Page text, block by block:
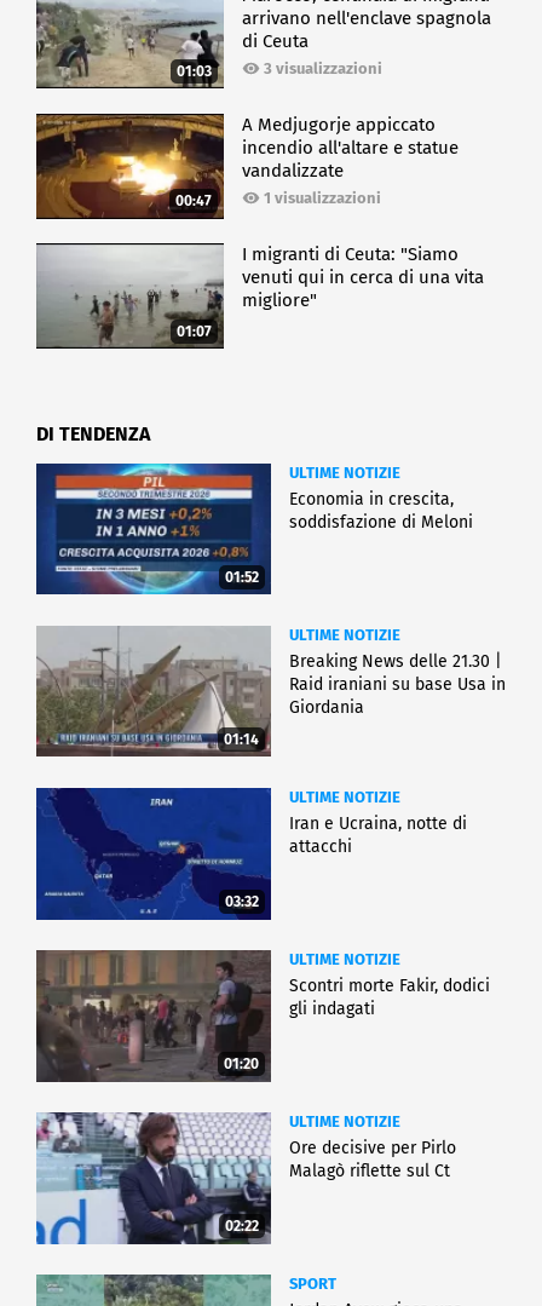
01:03
arrivano nell'enclave spagnola
di Ceuta
3 visualizzazioni
00:47
A Medjugorje appiccato
incendio all'altare e statue
vandalizzate
1 visualizzazioni
01:07
I migranti di Ceuta: "Siamo
venuti qui in cerca di una vita
migliore"
DI TENDENZA
01:52
ULTIME NOTIZIE
Economia in crescita,
soddisfazione di Meloni
01:14
ULTIME NOTIZIE
Breaking News delle 21.30 |
Raid iraniani su base Usa in
Giordania
03:32
ULTIME NOTIZIE
Iran e Ucraina, notte di
attacchi
01:20
ULTIME NOTIZIE
Scontri morte Fakir, dodici
gli indagati
02:22
ULTIME NOTIZIE
Ore decisive per Pirlo
Malagò riflette sul Ct
SPORT